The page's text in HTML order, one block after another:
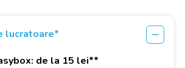
lucratoare*
de la 15 lei**